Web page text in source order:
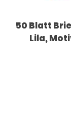
50 Blatt
Lila,